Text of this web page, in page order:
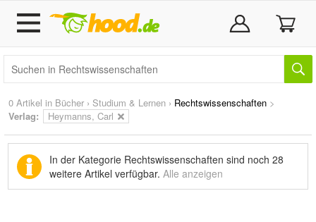
0 Artikel in Bücher › Studium & Lernen › Rechtswissenschaften >
Verlag:
Heymanns, Carl
In der Kategorie Rechtswissenschaften sind noch 28
weitere Artikel verfügbar. Alle anzeigen